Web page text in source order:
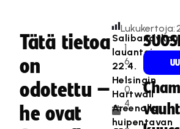
Tätä tietoa
on
odotettu –
he ovat
1
6
.
0
4
.
Lukukertoja:
lauantaina
22.4.
Helsingin
Hartwall
Areenalla
huipentavan